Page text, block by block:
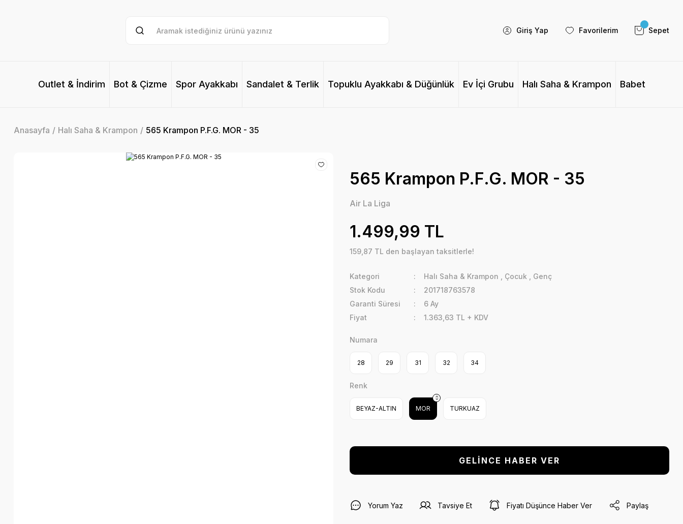
Giriş Yap Favorilerim Sepet
Outlet & İndirim Bot & Çizme Spor Ayakkabı Sandalet & Terlik Topuklu Ayakkabı & Düğünlük Ev İçi Grubu Halı Saha & Krampon Babet
Anasayfa Halı Saha & Krampon 565 Krampon P.F.G. MOR - 35
565 Krampon P.F.G. MOR - 35
Air La Liga
1.499,99 TL
159,87 TL den başlayan taksitlerle!
Kategori Halı Saha & Krampon Çocuk
Genç
Stok Kodu
201718763578
Garanti Süresi
6 Ay
Fiyat
1.363,63 TL + KDV
Numara
28 29 31 32 34
Renk
BEYAZ-ALTIN MOR TURKUAZ
GELİNCE HABER VER
Yorum Yaz Tavsiye Et Fiyatı Düşünce Haber Ver Paylaş